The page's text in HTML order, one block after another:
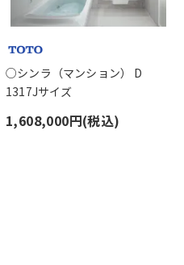
○シンラ（マンション） D
1317Jサイズ
1,608,000円(税込)